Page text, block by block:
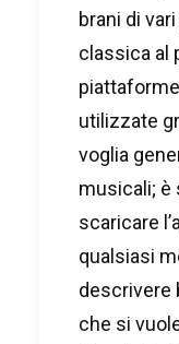
brani di
classica al
utilizzate
voglia
musicali; è
scaricare
qualsiasi
descrivere
che si